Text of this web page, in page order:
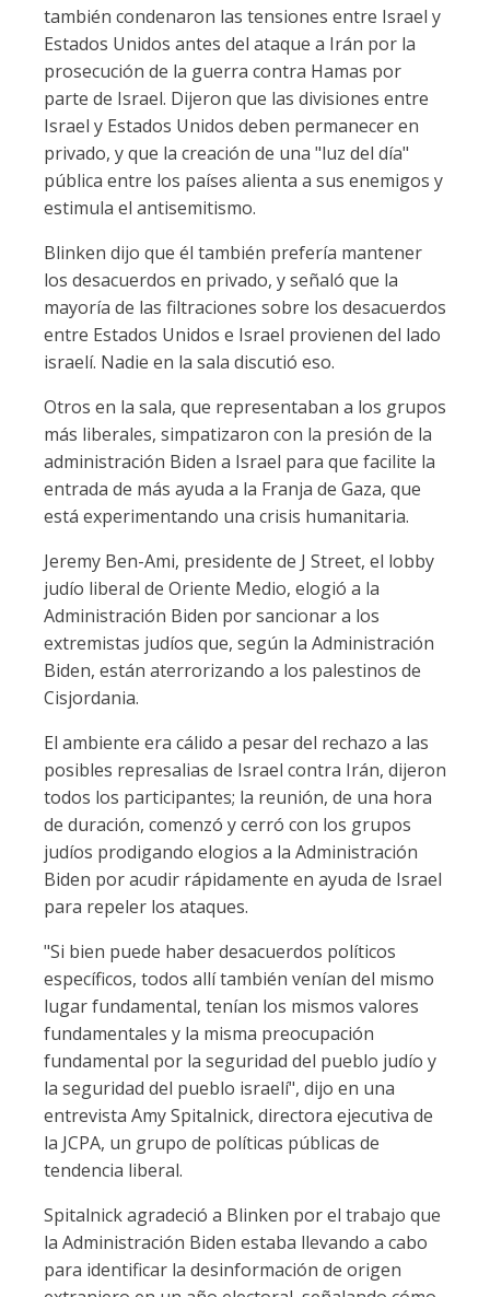
también condenaron las tensiones entre Israel y
Estados Unidos antes del ataque a Irán por la
prosecución de la guerra contra Hamas por
parte de Israel. Dijeron que las divisiones entre
Israel y Estados Unidos deben permanecer en
privado, y que la creación de una "luz del día"
pública entre los países alienta a sus enemigos y
estimula el antisemitismo.
Blinken dijo que él también prefería mantener
los desacuerdos en privado, y señaló que la
mayoría de las filtraciones sobre los desacuerdos
entre Estados Unidos e Israel provienen del lado
israelí. Nadie en la sala discutió eso.
Otros en la sala, que representaban a los grupos
más liberales, simpatizaron con la presión de la
administración Biden a Israel para que facilite la
entrada de más ayuda a la Franja de Gaza, que
está experimentando una crisis humanitaria.
Jeremy Ben-Ami, presidente de J Street, el lobby
judío liberal de Oriente Medio, elogió a la
Administración Biden por sancionar a los
extremistas judíos que, según la Administración
Biden, están aterrorizando a los palestinos de
Cisjordania.
El ambiente era cálido a pesar del rechazo a las
posibles represalias de Israel contra Irán, dijeron
todos los participantes; la reunión, de una hora
de duración, comenzó y cerró con los grupos
judíos prodigando elogios a la Administración
Biden por acudir rápidamente en ayuda de Israel
para repeler los ataques.
"Si bien puede haber desacuerdos políticos
específicos, todos allí también venían del mismo
lugar fundamental, tenían los mismos valores
fundamentales y la misma preocupación
fundamental por la seguridad del pueblo judío y
la seguridad del pueblo israelí", dijo en una
entrevista Amy Spitalnick, directora ejecutiva de
la JCPA, un grupo de políticas públicas de
tendencia liberal.
Spitalnick agradeció a Blinken por el trabajo que
la Administración Biden estaba llevando a cabo
para identificar la desinformación de origen